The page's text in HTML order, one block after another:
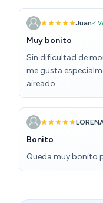
Juan✓
Muy bonito
Sin dificultad de
me gusta
aireado.
Bonito
Queda muy bonito